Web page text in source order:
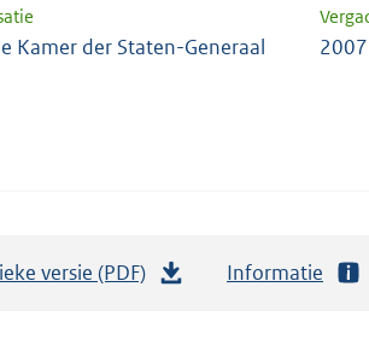
Kamer der Staten-Generaal
versie (PDF) Informatie